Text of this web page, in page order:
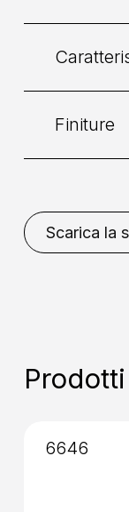
Finiture
Bronzo
Dorato
Naturale
Scarica la
6646